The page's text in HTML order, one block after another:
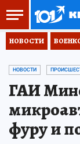
НОВОСТИ
НОВОСТИ
ГАИ
фуру и